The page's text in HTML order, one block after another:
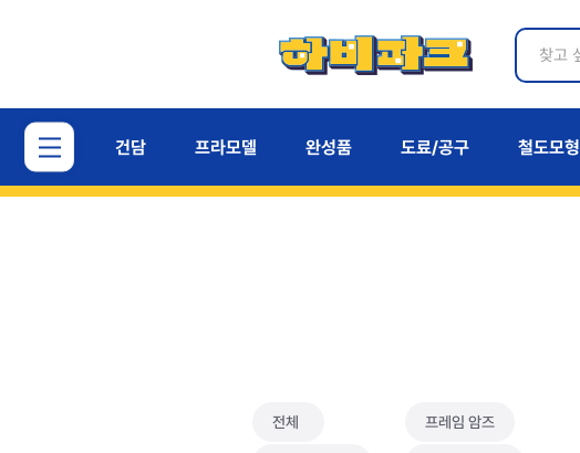
건담 프라모델 완성품 도료/공구 철도모형
전체 프레임 암즈